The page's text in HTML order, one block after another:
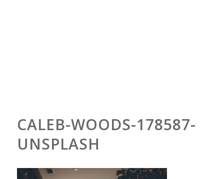
CALEB-WOODS-178587-
UNSPLASH